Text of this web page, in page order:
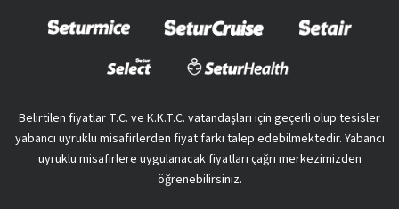
Belirtilen fiyatlar T.C. ve K.K.T.C. vatandaşları için geçerli olup tesisler
yabancı uyruklu misafirlerden fiyat farkı talep edebilmektedir. Yabancı
uyruklu misafirlere uygulanacak fiyatları çağrı merkezimizden
öğrenebilirsiniz.